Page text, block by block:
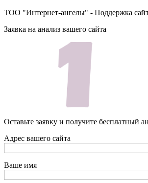
ТОО "Интернет-ангелы" - Поддержка
Заявка на анализ вашего сайта
Оставьте заявку и получите бесплатный
Адрес вашего сайта
Ваше имя